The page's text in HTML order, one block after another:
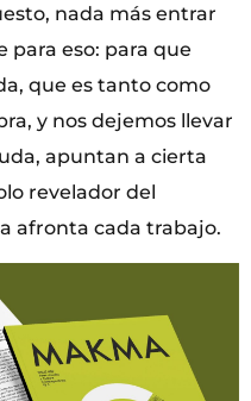
nada más entrar
para eso: para que
que es tanto como
y nos dejemos llevar
apuntan a cierta
revelador del
afronta cada trabajo.